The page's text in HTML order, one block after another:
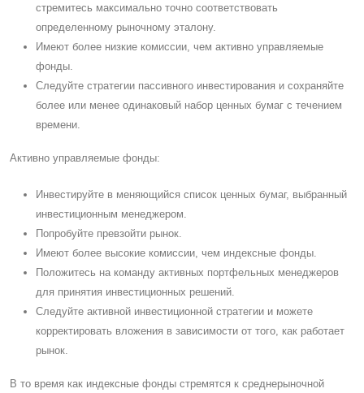
стремитесь максимально точно соответствовать
определенному рыночному эталону.
Имеют более низкие комиссии, чем активно управляемые
фонды.
Cледуйте стратегии пассивного инвестирования и сохраняйте
более или менее одинаковый набор ценных бумаг с течением
времени.
Активно управляемые фонды:
Инвестируйте в меняющийся список ценных бумаг, выбранный
инвестиционным менеджером.
Попробуйте превзойти рынок.
Имеют более высокие комиссии, чем индексные фонды.
Положитесь на команду активных портфельных менеджеров
для принятия инвестиционных решений.
Cледуйте активной инвестиционной стратегии и можете
корректировать вложения в зависимости от того, как работает
рынок.
В то время как индексные фонды стремятся к среднерыночной